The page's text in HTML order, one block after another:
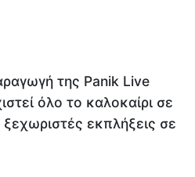
της Panik Live
όλο το καλοκαίρι σε
εκπλήξεις σε